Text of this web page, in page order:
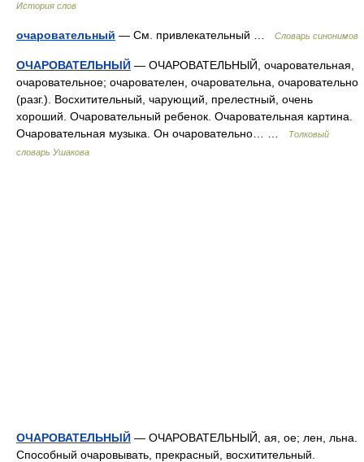
История слов
очаровательный — См. привлекательный … Словарь синонимов
ОЧАРОВАТЕЛЬНЫЙ — ОЧАРОВАТЕЛЬНЫЙ, очаровательная,
очаровательное; очарователен, очаровательна, очаровательно
(разг.). Восхитительный, чарующий, прелестный, очень
хороший. Очаровательный ребенок. Очаровательная картина.
Очаровательная музыка. Он очаровательно… …
Толковый
словарь Ушакова
ОЧАРОВАТЕЛЬНЫЙ — ОЧАРОВАТЕЛЬНЫЙ, ая, ое; лен, льна.
Способный очаровывать, прекрасный, восхитительный.